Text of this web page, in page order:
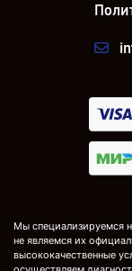
Мы специализируемся
не являемся их
высококачественные